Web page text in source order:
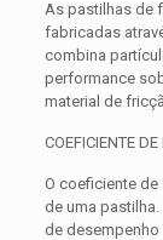
As pastilhas de
fabricadas
combina
performance
material de
COEFICIENTE
O coeficiente
de uma
de